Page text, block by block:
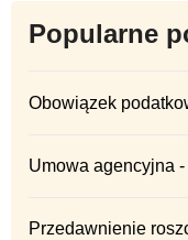
Popularne
Obowiązek
Umowa agencyjna
Przedawnienie